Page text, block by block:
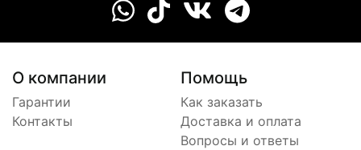
О компании
Гарантии
Контакты
Помощь
Как заказать
Доставка и оплата
Вопросы и ответы